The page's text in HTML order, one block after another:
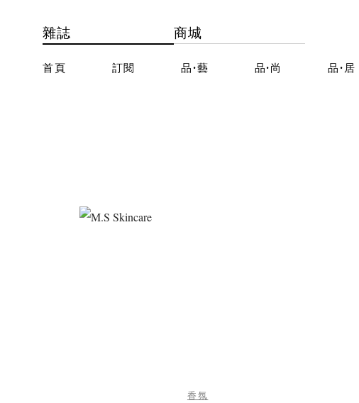
雜誌
首頁 訂閱 品·藝 品·尚 品·居
商城
香氛